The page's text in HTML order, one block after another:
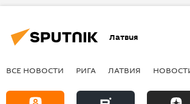
Латвия
ВСЕ НОВОСТИ РИГА ЛАТВИЯ